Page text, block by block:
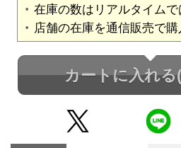
在庫の数はリアルタイムで
店舗の在庫を通信販売で購
カートに入れる